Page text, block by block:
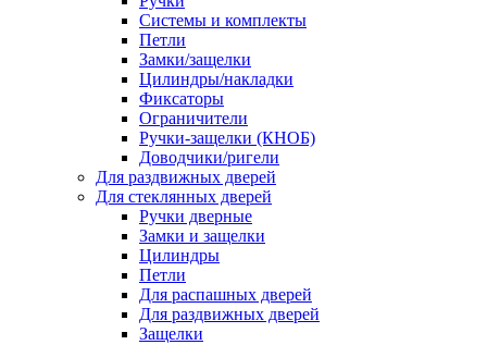
Системы и комплекты
Петли
Замки/защелки
Цилиндры/накладки
Фиксаторы
Ограничители
Ручки-защелки (КНОБ)
Доводчики/ригели
Для раздвижных дверей
Для стеклянных дверей
Ручки дверные
Замки и защелки
Цилиндры
Петли
Для распашных дверей
Для раздвижных дверей
Защелки